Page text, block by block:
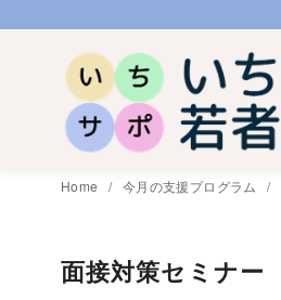
Home 今月の支援プログラム
面接対策セミナー